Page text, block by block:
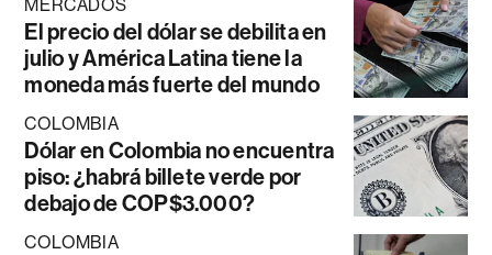
MERCADOS
El precio del dólar se debilita en
julio y América Latina tiene la
moneda más fuerte del mundo
COLOMBIA
Dólar en Colombia no encuentra
piso: ¿habrá billete verde por
debajo de COP$3.000?
COLOMBIA